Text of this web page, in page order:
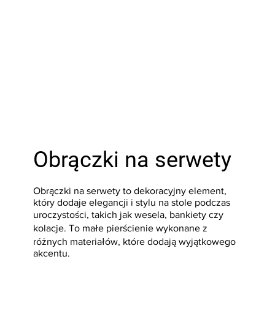
Obrączki na serwety to dekoracyjny element,
który dodaje elegancji i stylu na stole podczas
uroczystości, takich jak wesela, bankiety czy
kolacje. To małe pierścienie wykonane z
różnych materiałów, które dodają wyjątkowego
akcentu.
Obrączki na serwety